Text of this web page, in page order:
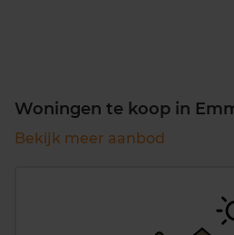
Woningen te koop in
Bekijk meer aanbod